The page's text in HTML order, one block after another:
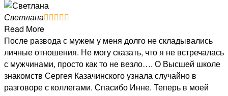
Светлана    
Read More
После развода с мужем у меня долго не складывались
личные отношения. Не могу сказать, что я не встречалась
с мужчинами, просто как то не везло…. О Высшей школе
знакомств Сергея Казачинского узнала случайно в
разговоре с коллегами. Спасибо Инне. Теперь в моей